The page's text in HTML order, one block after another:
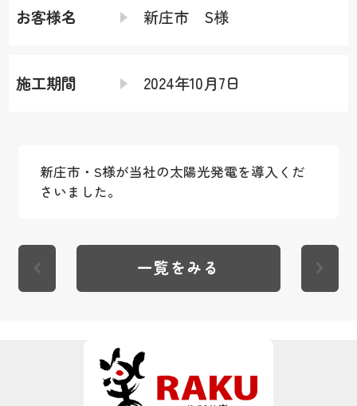
お客様名 新庄市 S様
施工期間 2024年10月7日
新庄市・S様が当社の太陽光発電を導入くだ
さいました。
一覧をみる